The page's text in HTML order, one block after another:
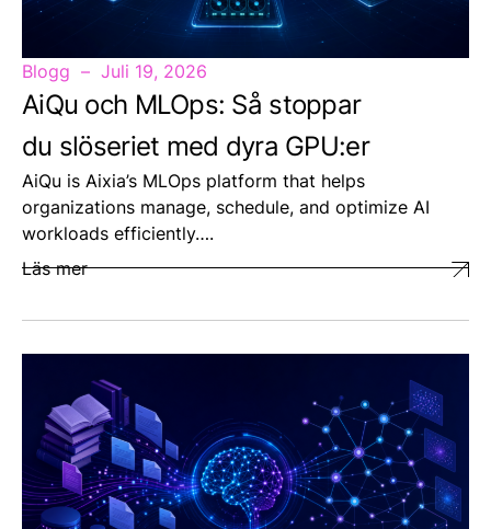
Blogg Juli 19, 2026
AiQu och MLOps: Så stoppar
du slöseriet med dyra GPU:er
AiQu is Aixia’s MLOps platform that helps
organizations manage, schedule, and optimize AI
workloads efficiently….
Läs mer